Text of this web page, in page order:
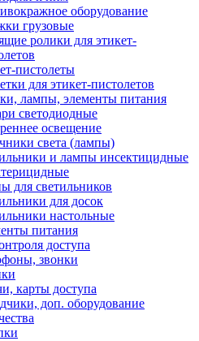
оборудование
грузовые
ролики для этикет-
пистолеты
для этикет-пистолетов
лампы, элементы питания
светодиодные
освещение
света (лампы)
и лампы инсектицидные
для светильников
для досок
настольные
питания
доступа
звонки
карты доступа
доп. оборудование